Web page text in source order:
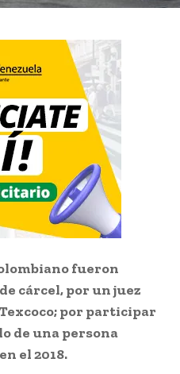
fueron
cárcel, por un juez
por participar
de una persona
el 2018.